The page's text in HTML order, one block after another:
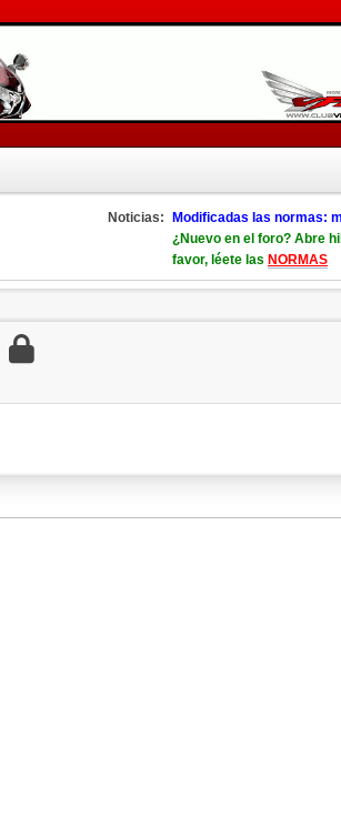
Noticias:
Modificadas las normas:
¿Nuevo en el foro? Abre
favor, léete las NORMAS